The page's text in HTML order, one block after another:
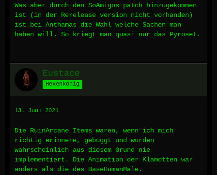
Was aber durch den SoAmigos patch hinzugekommen
ist (in der Rerelease version nicht vorhanden)
ist bei Anthamas die Wahl welche Sachen man
haben will. So kriegt man quasi nur das Pyroset.
Eustace
Hexenkönig
13. Juni 2021
Die RuinArcane Items waren, wenn ich mich
richtig erinnere, gebuggt und wurden
wahrscheinlich aus diesem Grund nie
implementiert. Die Animation der Klamotten war
anders als die des BaseHumanMale.